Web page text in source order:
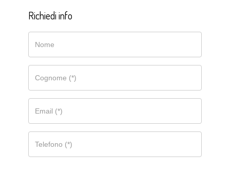
Richiedi info